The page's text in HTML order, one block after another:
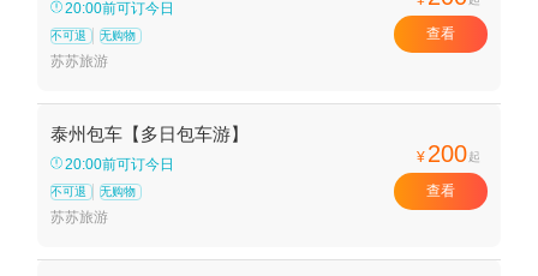
桥故居+明御史蒋科宅第+溱潼古镇+郑板桥
陵园+梅园(轮渡站)+泰州光孝寺+刘国钧故
州老街+凤城河画舫游船+凤城河望海楼+凤
城河桃园+凤城河风水博物馆+黄桥古镇+泰
州天德湖公园+溱湖温泉中心+凤城河学政试
院+凤城河风景区+口岸雕花楼景区+泰州碧
桂园温泉+凤城生态园+溱湖湿地农业生态园
20:00前可订今日
不可退 无购物
苏苏旅游
查看
泰州包车【多日包车游】
20:00前可订今日
不可退 无购物
苏苏旅游
¥ 200起
查看